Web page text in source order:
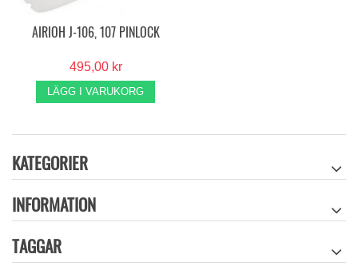
AIRIOH J-106, 107 PINLOCK
495,00 kr
LÄGG I VARUKORG
KATEGORIER
INFORMATION
TAGGAR